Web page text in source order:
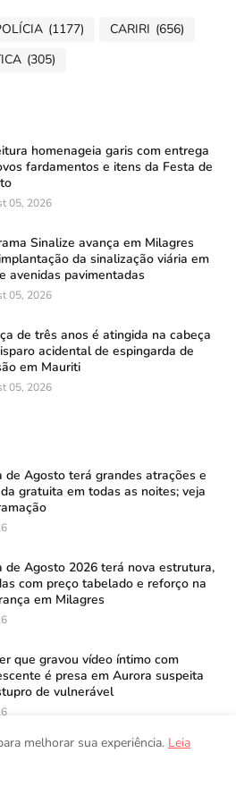
(1177) CARIRI (656)
(305)
homenageia garis com entrega
fardamentos e itens da Festa de
05, 2026
Sinalize avança em Milagres
da sinalização viária em
avenidas pavimentadas
05, 2026
de três anos é atingida na cabeça
acidental de espingarda de
em Mauriti
05, 2026
de Agosto terá grandes atrações e
gratuita em todas as noites; veja
de Agosto 2026 terá nova estrutura,
com preço tabelado e reforço na
em Milagres
que gravou vídeo íntimo com
é presa em Aurora suspeita
de vulnerável
melhorar sua experiência. Leia